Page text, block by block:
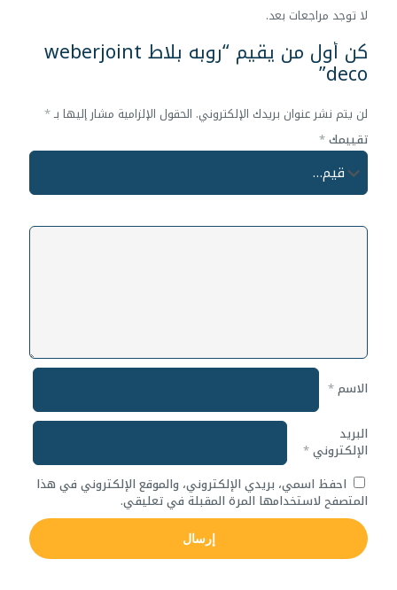
لا توجد مراجعات بعد.
كن أول من يقيم “روبه بلاط weberjoint
deco”
لن يتم نشر عنوان بريدك الإلكتروني. الحقول الإلزامية مشار إليها بـ*
تقييمك*
الاسم*
البريد
الإلكتروني*
احفظ اسمي، بريدي الإلكتروني، والموقع الإلكتروني في هذا
المتصفح لاستخدامها المرة المقبلة في تعليقي.